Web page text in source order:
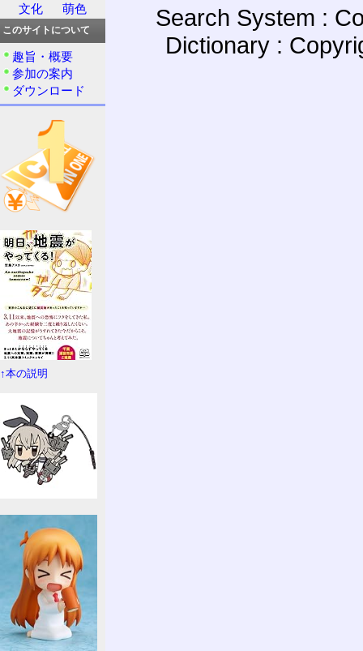
Search System :
Dictionary :
文化
萌色
このサイトについて
趣旨・概要
参加の案内
ダウンロード
↑本の説明